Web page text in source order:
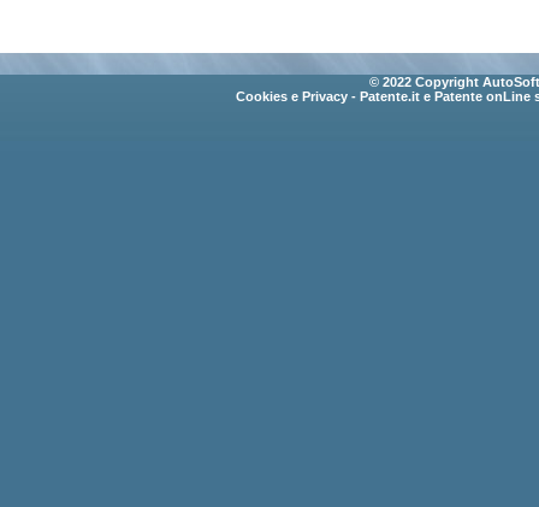
© 2022 Copyright
Cookies e Privacy - Patente.it e Patente onLine